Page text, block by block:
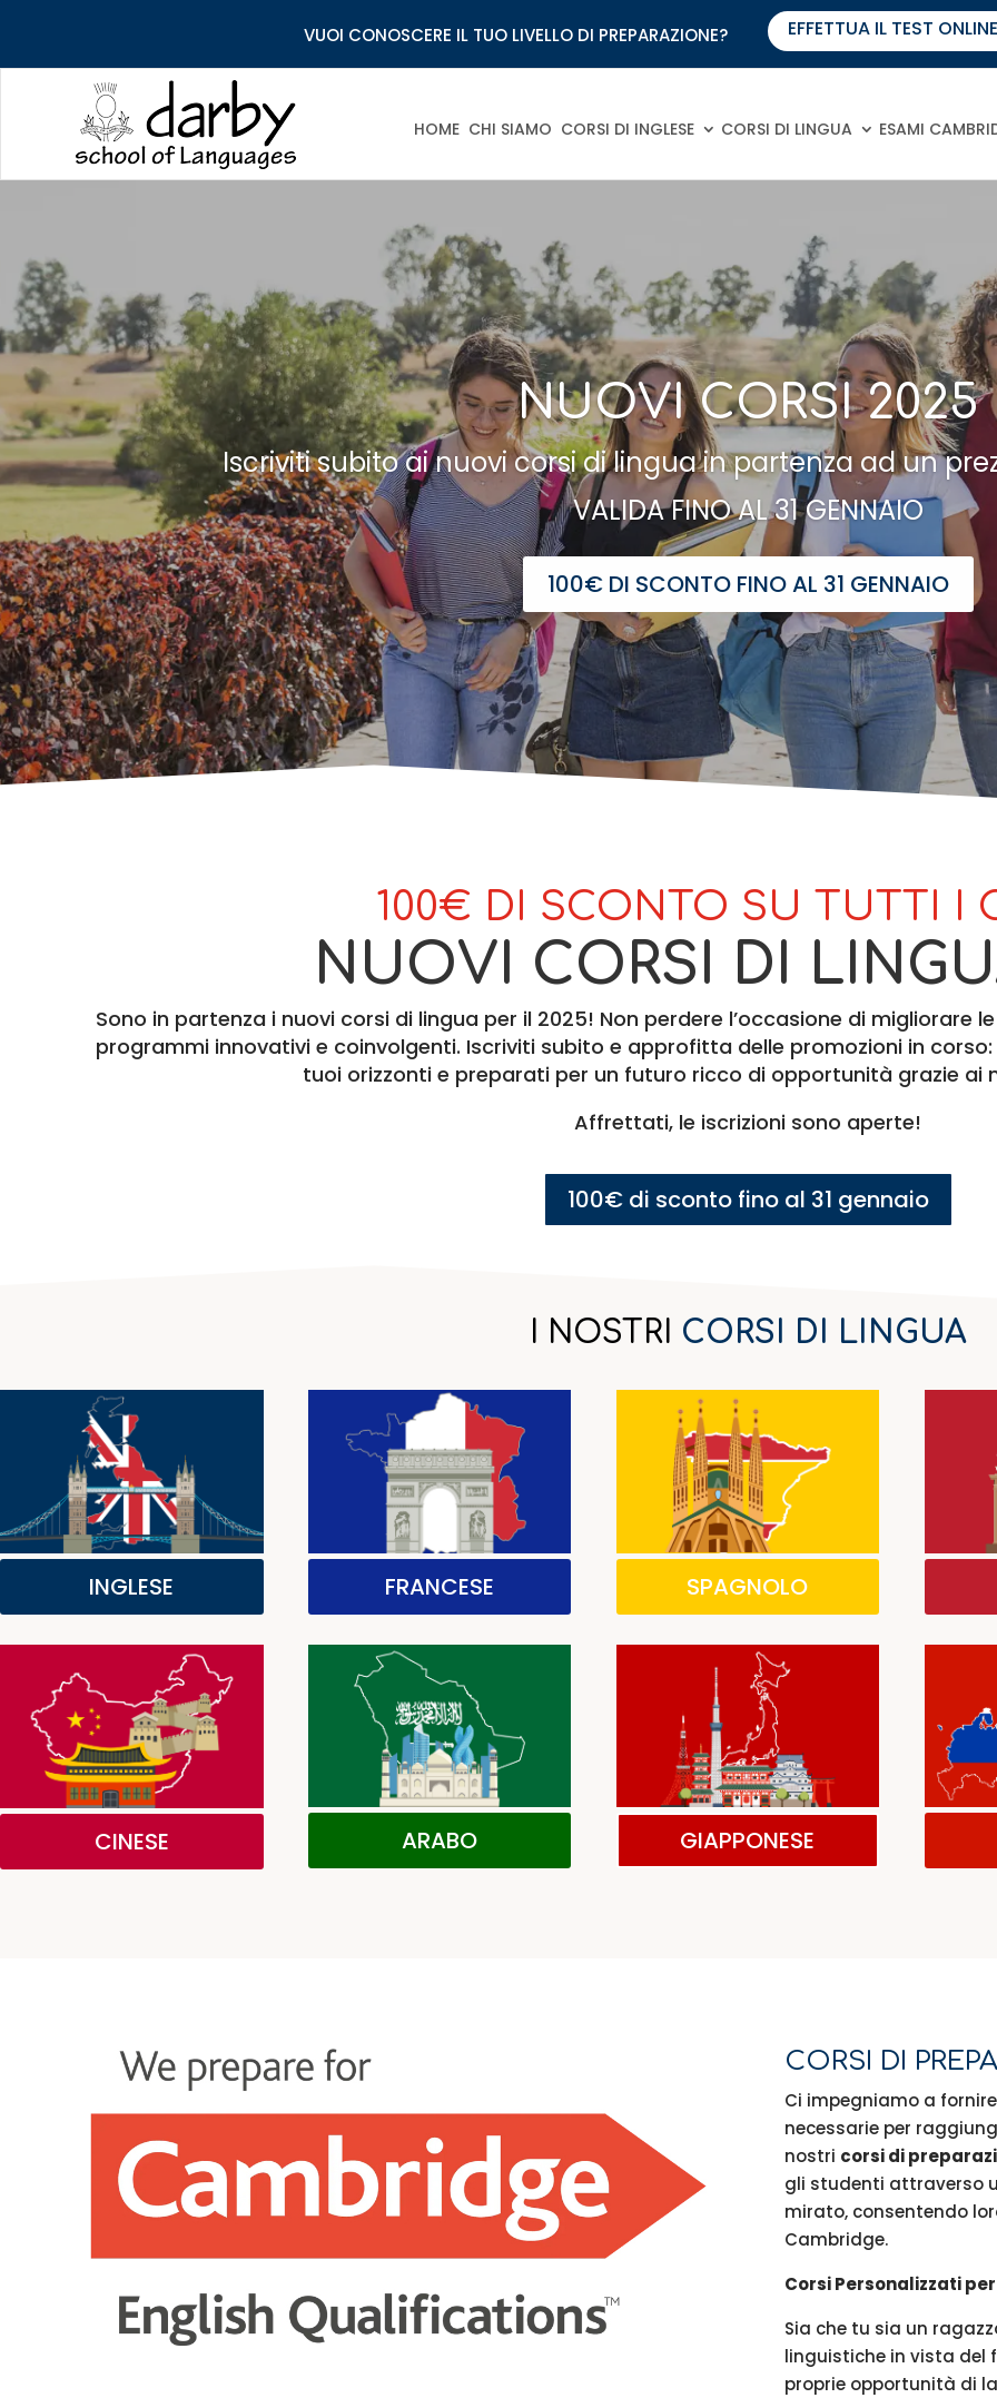
VUOI CONOSCERE IL TUO LIVELLO DI PREPARAZIONE? EFFETTUA IL TEST
HOME CHI SIAMO CORSI DI INGLESE CORSI DI LINGUA ESAMI
NUOVI CORSI 2025
Iscriviti subito ai nuovi corsi di lingua in partenza ad un
VALIDA FINO AL 31 GENNAIO
100€ DI SCONTO FINO AL 31 GENNAIO
100€ DI SCONTO SU TUTTI I
NUOVI CORSI DI
Sono in partenza i nuovi corsi di lingua per il 2025! Non perdere l’occasione di migliorare
programmi innovativi e coinvolgenti. Iscriviti subito e approfitta delle promozioni in
tuoi orizzonti e preparati per un futuro ricco di opportunità grazie ai
Affrettati, le iscrizioni sono aperte!
100€ di sconto fino al 31 gennaio
I NOSTRI CORSI DI LINGUA
INGLESE FRANCESE SPAGNOLO
CINESE ARABO GIAPPONESE
CORSI DI
Ci impegniamo a
necessarie per
nostri corsi di
gli studenti attraverso
mirato, consentendo
Cambridge.
Corsi Personalizzati
Sia che tu sia un
linguistiche in vista del
proprie opportunità di